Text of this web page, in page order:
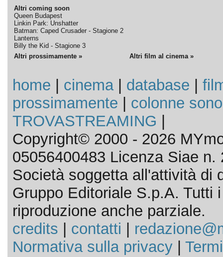
Altri coming soon
Queen Budapest
Linkin Park: Unshatter
Batman: Caped Crusader - Stagione 2
Lanterns
Billy the Kid - Stagione 3
Altri prossimamente » Altri film al cinema »
home cinema| database
prossimamente
colonne
TROVASTREAMING
Copyright© 2000 - 2026
05056400483 Licenza Siae n.
Società soggetta all'attività di
Gruppo Editoriale S.p.A. Tutti
riproduzione anche parziale.
credits
contatti
Normativa sulla privacy|